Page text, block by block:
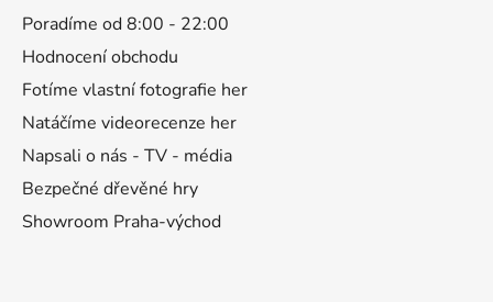
Poradíme od 8:00 - 22:00
Hodnocení obchodu
Fotíme vlastní fotografie her
Natáčíme videorecenze her
Napsali o nás - TV - média
Bezpečné dřevěné hry
Showroom Praha-východ